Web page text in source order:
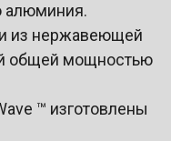
алюминия.
из нержавеющей
общей мощностью
™ изготовлены